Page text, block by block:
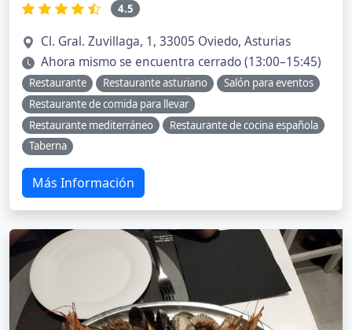
4.5
Cl. Gral. Zuvillaga, 1, 33005 Oviedo, Asturias
Ahora mismo se encuentra cerrado (13:00–15:45)
Restaurante Restaurante asturiano
Salón para eventos
Restaurante de comida para llevar
Restaurante mediterráneo
Restaurante de cocina española
Taberna
Más Información